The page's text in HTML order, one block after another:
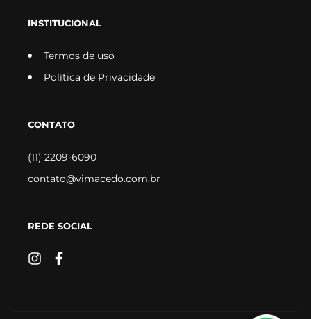
INSTITUCIONAL
Termos de uso
Política de Privacidade
CONTATO
(11) 2209-6090
contato@vimacedo.com.br
REDE SOCIAL